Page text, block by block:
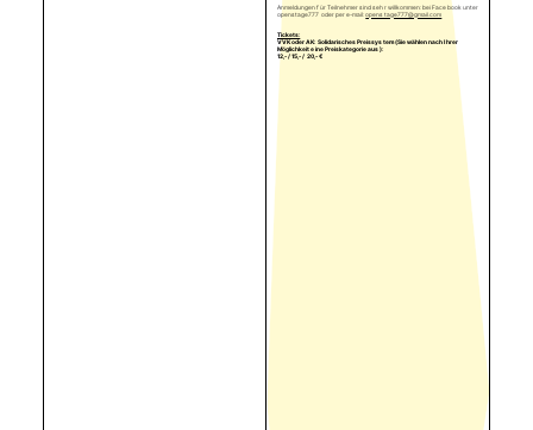
Anmeldungen für Teilnehmer sind sehr willkommen: bei Facebook unter
openstage777 oder per e-mail:openstage777@gmail.com
Tickets:
VVK oder AK: Solidarisches Preissystem (Sie wählen nach Ihrer
Möglichkeit eine Preiskategorie aus):
12,- / 15,- / 20,- €